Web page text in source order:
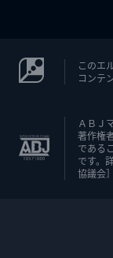
このエ
コンテ
ＡＢＪ
著作権
である
です。
協議会